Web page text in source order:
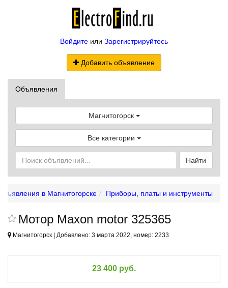
Войдите или Зарегистрируйтесь
Добавить объявление
Объявления
Магнитогорск
Все категории
Найти
в Магнитогорске Приборы, платы и инструменты
Мотор Maxon motor 325365
Магнитогорск | Добавлено: 3 марта 2022, номер: 2233
23 400 руб.